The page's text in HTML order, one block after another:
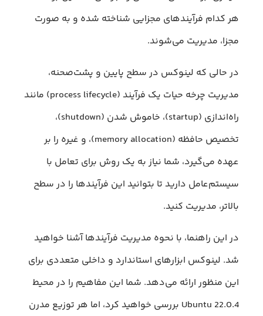
هر کدام فرآیندهای مجزایی شناخته شده و به صورت
مجزا، مدیریت می‌شوند.
در حالی که لینوکس در سطح پایین و پشت‌صحنه،
مدیریت چرخه حیات یک فرآیند (process lifecycle) مانند
راه‌اندازی (startup)، خاموش شدن (shutdown)،
تخصیص حافظه (memory allocation)، و غیره را بر
عهده می‌گیرد، شما نیاز به یک روش برای تعامل با
سیستم‌عامل دارید تا بتوانید این فرآیندها را در سطح
بالاتر، مدیریت کنید.
در این راهنما، با نحوه مدیریت فرآیندها آشنا خواهید
شد. لینوکس ابزارهای استاندارد و داخلی متعددی برای
این منظور ارائه می‌دهد. شما این مفاهیم را در محیط
Ubuntu 22.0.4 بررسی خواهید کرد، اما هر توزیع مدرن